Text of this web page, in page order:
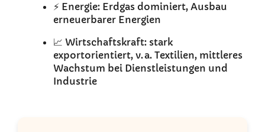
⚡ Energie: Erdgas dominiert, Ausbau
erneuerbarer Energien
📈 Wirtschaftskraft: stark
exportorientiert, v. a. Textilien, mittleres
Wachstum bei Dienstleistungen und
Industrie